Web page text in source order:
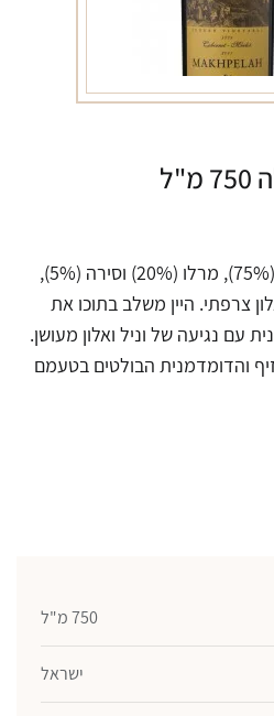
בלנד מענבי קברנה סוביניון (75%), מרלו (20%) וסירה (5%),
אלון צרפתי. היין משלב בתוכו את
עם נגיעה של וניל ואלון מעושן.
והדומדמנית הבולטים בטעמם
750 מ"ל
ישראל